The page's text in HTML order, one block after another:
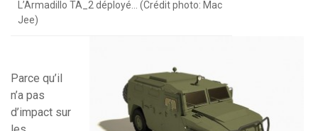
L’Armadillo TA_2 déployé… (Crédit photo: Mac
Jee)
Parce qu’il
n’a pas
d’impact sur